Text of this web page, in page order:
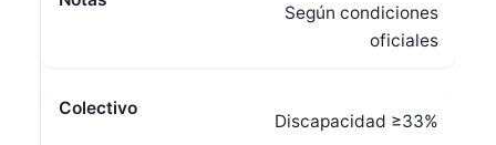
Según condiciones
oficiales
Discapacidad ≥33%